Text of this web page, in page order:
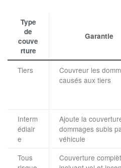
Type
de
couve
rture
Garantie
Tiers
Couvreur les
causés aux tiers
Interm
édiair
e
Ajoute la
dommages subis
véhicule
Tous
Couverture